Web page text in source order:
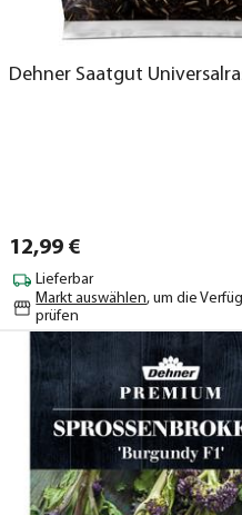
Dehner Saatgut
12,99 €
Lieferbar
Markt auswählen, um die
prüfen